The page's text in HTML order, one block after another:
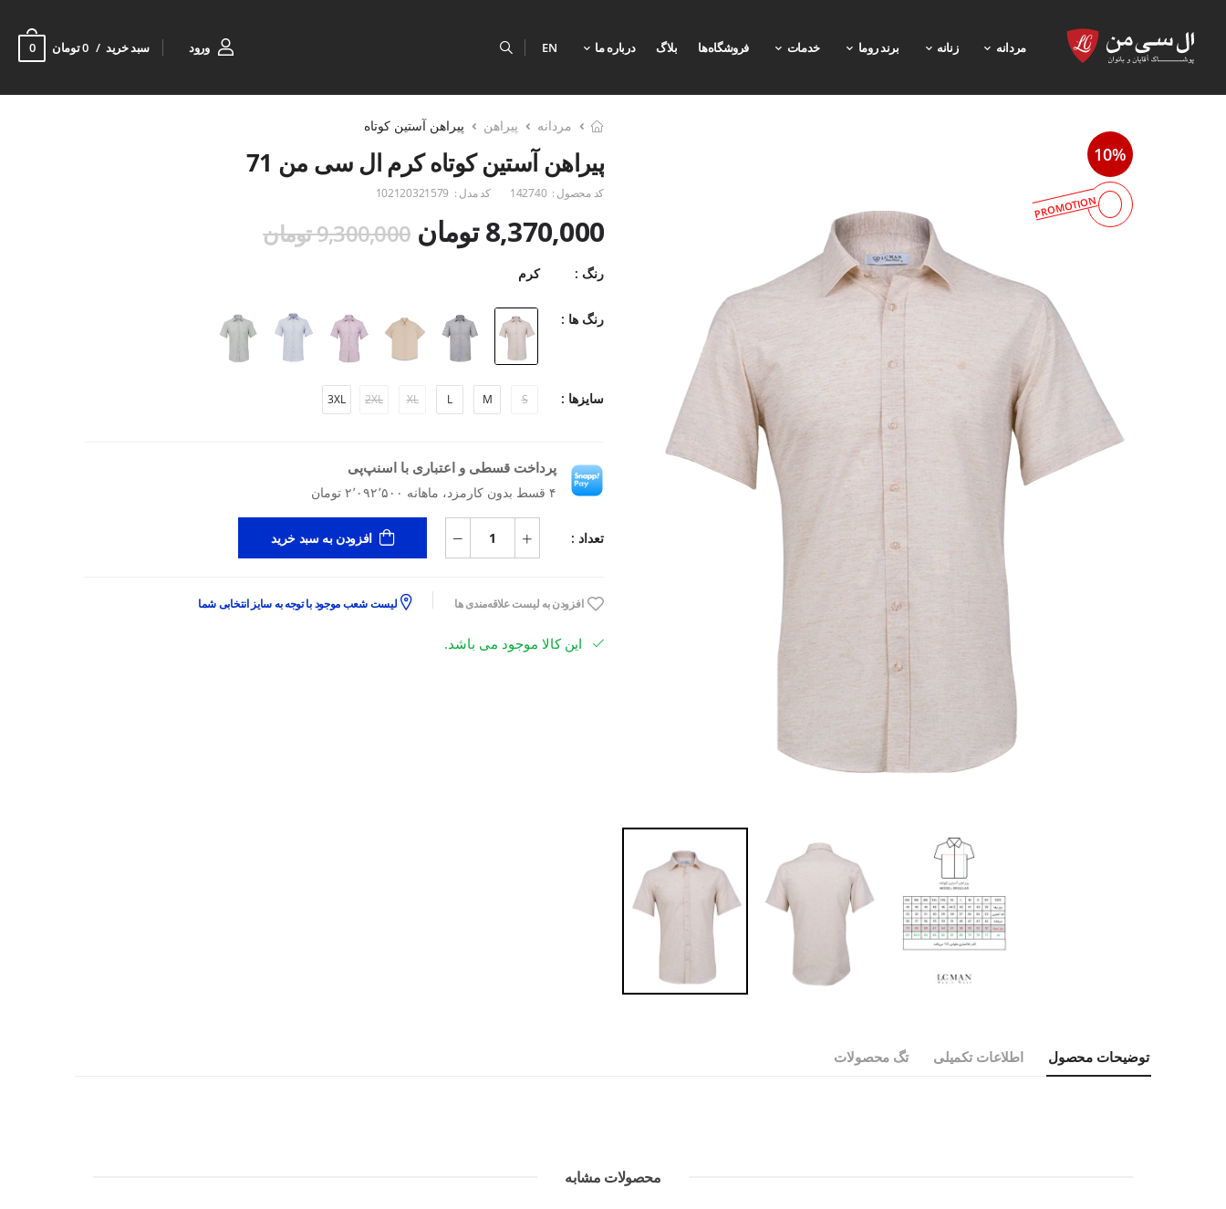
مردانه زنانه برند روما خدمات فروشگاه‌ها بلاگ درباره ما EN ورود سبد خرید 0 تومان 0
10%
PROMOTION
مردانه پیراهن پیراهن آستین کوتاه
پیراهن آستین کوتاه کرم ال سی من 71
کد محصول : 142740 کد مدل : 102120321579
8,370,000 تومان 9,300,000 تومان
رنگ : کرم
رنگ ها :
سایزها : S
M
L
XL
2XL
3XL
پرداخت قسطی و اعتباری با اسنپ‌پی
۴ قسط بدون کارمزد، ماهانه ۲٬۰۹۲٬۵۰۰ تومان
تعداد : افزودن به سبد خرید
افزودن به لیست علاقه‌مندی ها لیست شعب موجود با توجه به سایز انتخابی شما
این کالا موجود می باشد.
توضیحات محصول اطلاعات تکمیلی تگ محصولات
محصولات مشابه